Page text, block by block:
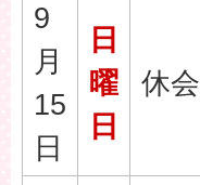
9
月
15
日
日
曜
日
休会